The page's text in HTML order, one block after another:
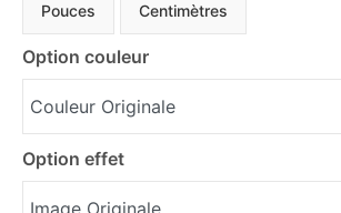
Pouces Centimètres
Option couleur
Option effet